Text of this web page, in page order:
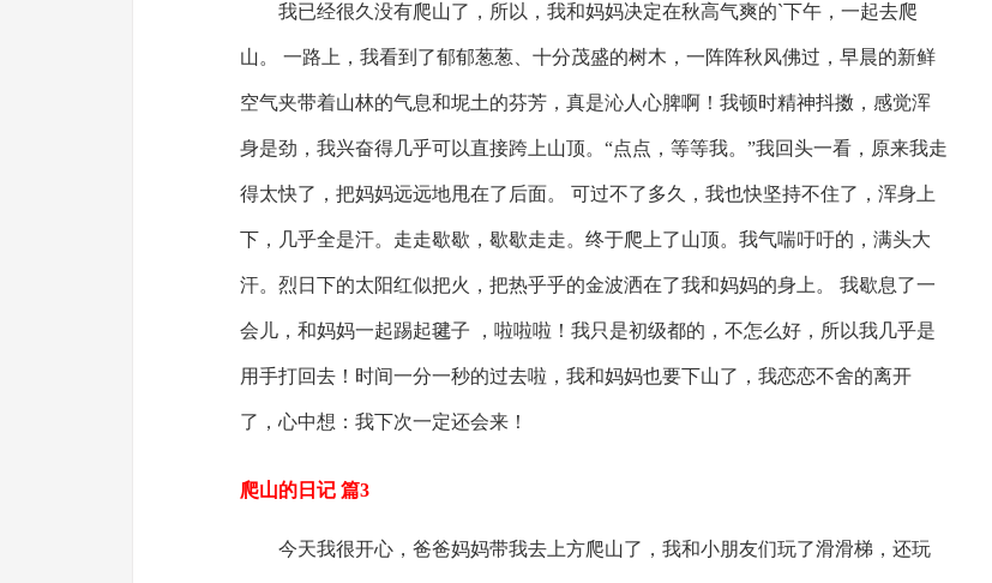
我已经很久没有爬山了，所以，我和妈妈决定在秋高气爽的`下午，一起去爬
山。 一路上，我看到了郁郁葱葱、十分茂盛的树木，一阵阵秋风佛过，早晨的新鲜
空气夹带着山林的气息和坭土的芬芳，真是沁人心脾啊！我顿时精神抖擞，感觉浑
身是劲，我兴奋得几乎可以直接跨上山顶。“点点，等等我。”我回头一看，原来我走
得太快了，把妈妈远远地甩在了后面。 可过不了多久，我也快坚持不住了，浑身上
下，几乎全是汗。走走歇歇，歇歇走走。终于爬上了山顶。我气喘吁吁的，满头大
汗。烈日下的太阳红似把火，把热乎乎的金波洒在了我和妈妈的身上。 我歇息了一
会儿，和妈妈一起踢起毽子 ，啦啦啦！我只是初级都的，不怎么好，所以我几乎是
用手打回去！时间一分一秒的过去啦，我和妈妈也要下山了，我恋恋不舍的离开
了，心中想：我下次一定还会来！
爬山的日记 篇3
今天我很开心，爸爸妈妈带我去上方爬山了，我和小朋友们玩了滑滑梯，还玩